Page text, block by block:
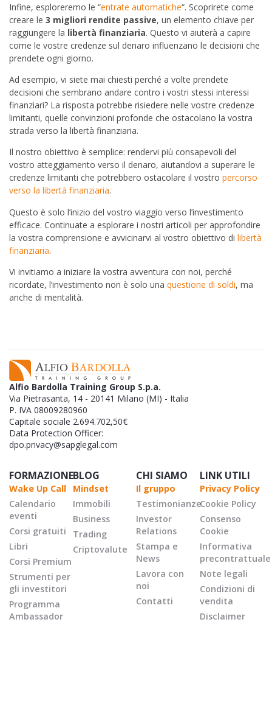
Infine, esploreremo le “entrate automatiche“. Scoprirete come
creare le 3 migliori rendite passive, un elemento chiave per
raggiungere la libertà finanziaria. Questo vi aiuterà a capire
come le vostre credenze sul denaro influenzano le decisioni che
prendete ogni giorno.
Ad esempio, vi siete mai chiesti perché a volte prendete
decisioni che sembrano andare contro i vostri stessi interessi
finanziari? La risposta potrebbe risiedere nelle vostre credenze
limitanti, quelle convinzioni profonde che ostacolano la vostra
strada verso la libertà finanziaria.
Il nostro obiettivo è semplice: rendervi più consapevoli del
vostro atteggiamento verso il denaro, aiutandovi a superare le
credenze limitanti che potrebbero ostacolare il vostro percorso
verso la libertà finanziaria.
Questo è solo l’inizio del vostro viaggio verso l’investimento
efficace. Continuate a esplorare i nostri articoli per approfondire
la vostra comprensione e avvicinarvi al vostro obiettivo di libertà
finanziaria.
Vi invitiamo a iniziare la vostra avventura con noi, perché
ricordate, l’investimento non è solo una questione di soldi, ma
anche di mentalità.
Alfio Bardolla Training Group S.p.a.
Via Pietrasanta, 14 - 20141 Milano (MI) - Italia
P. IVA 08009280960
Capitale sociale 2.694.702,50€
Data Protection Officer:
dpo.privacy@sapglegal.com
FORMAZIONE
Wake Up Call
Calendario
eventi
Corsi gratuiti
Libri
Corsi Premium
Strumenti per
gli investitori
Programma
Ambassador
BLOG
Mindset
Immobili
Business
Trading
Criptovalute
CHI SIAMO
Il gruppo
Testimonianze
Investor
Relations
Stampa e
News
Lavora con
noi
Contatti
LINK UTILI
Privacy Policy
Cookie Policy
Consenso
Cookie
Informativa
precontrattuale
Note legali
Condizioni di
vendita
Disclaimer